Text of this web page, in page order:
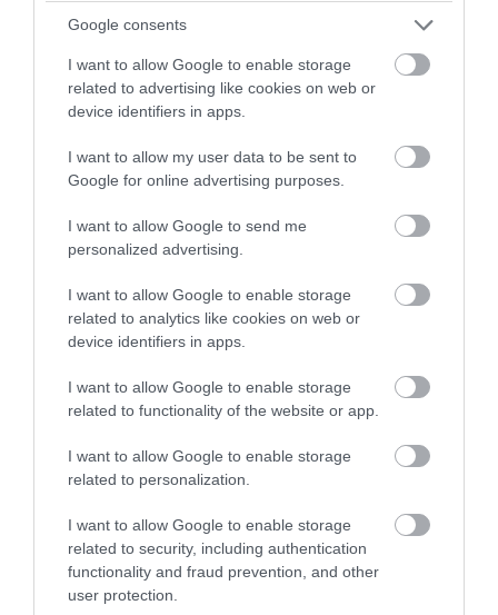
Google consents
I want to allow Google to enable storage
related to advertising like cookies on web or
device identifiers in apps.
I want to allow my user data to be sent to
Google for online advertising purposes.
I want to allow Google to send me
personalized advertising.
I want to allow Google to enable storage
related to analytics like cookies on web or
device identifiers in apps.
I want to allow Google to enable storage
related to functionality of the website or app.
I want to allow Google to enable storage
related to personalization.
I want to allow Google to enable storage
related to security, including authentication
functionality and fraud prevention, and other
user protection.
πορτοφόλια με πόδια»
09.08.2026 | 20:37
PRONEWS.GR /ΕΝΟΠΛΕΣ ΣΥΓΚΡΟΥΣΕΙΣ
Πεδίο μάχης η Μαύρη Θάλασσα:
Ανελέητο κυνηγητό ρωσικού Ka-52 με
ουκρανικά FP-1 & τους Τούρκους να
τραβάνε… βίντεο
09.08.2026 | 19:20